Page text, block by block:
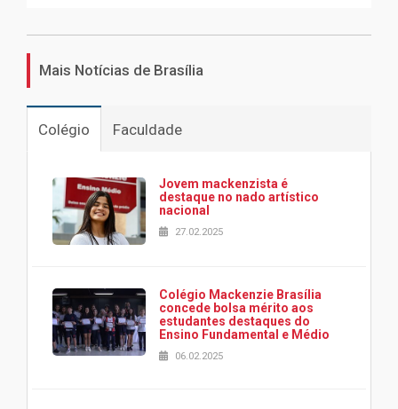
Mais Notícias de Brasília
Colégio Faculdade
Jovem mackenzista é
destaque no nado artístico
nacional
27.02.2025
Colégio Mackenzie Brasília
concede bolsa mérito aos
estudantes destaques do
Ensino Fundamental e Médio
06.02.2025